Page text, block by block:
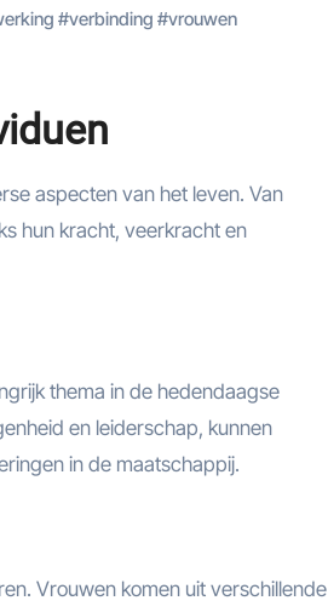
#verbinding #vrouwen
aspecten van het leven. Van
hun kracht, veerkracht en
thema in de hedendaagse
en leiderschap, kunnen
in de maatschappij.
Vrouwen komen uit verschillende